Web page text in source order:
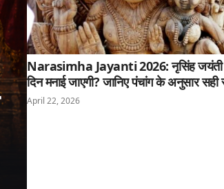
Narasimha Jayanti 2026: नृसिंह
दिन मनाई जाएगी? जानिए पंचांग के अनुसार
April 22, 2026